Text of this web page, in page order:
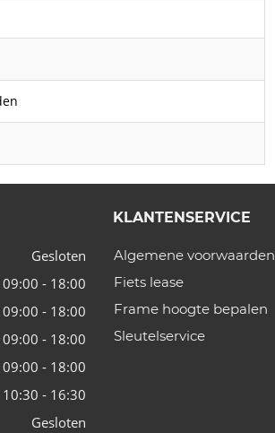
Gesloten
09:00 - 18:00
09:00 - 18:00
09:00 - 18:00
09:00 - 18:00
10:30 - 16:30
Gesloten
KLANTENSERVICE
Algemene voorwaarden
Fiets lease
Frame hoogte bepalen
Sleutelservice